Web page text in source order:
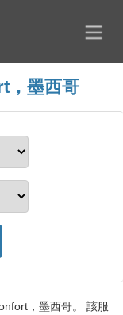
，墨西哥
，墨西哥。 該服